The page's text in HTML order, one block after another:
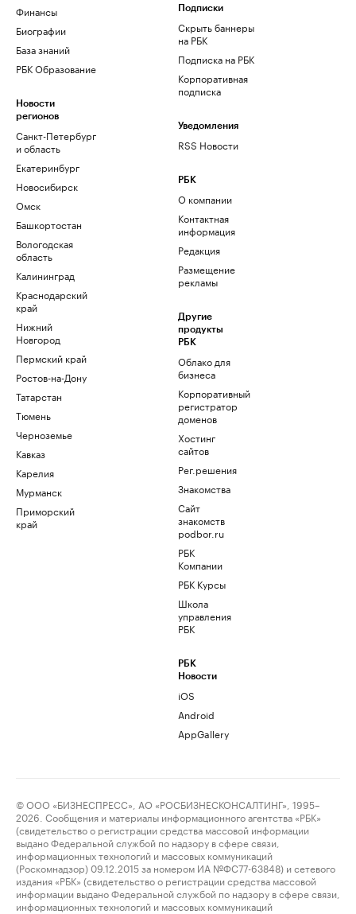
Финансы
Биографии
База знаний
РБК Образование
Новости
регионов
Санкт-Петербург
и область
Екатеринбург
Новосибирск
Омск
Башкортостан
Вологодская
область
Калининград
Краснодарский
край
Нижний
Новгород
Пермский край
Ростов-на-Дону
Татарстан
Тюмень
Черноземье
Кавказ
Карелия
Мурманск
Приморский
край
Подписки
Скрыть баннеры
на РБК
Подписка на РБК
Корпоративная
подписка
Уведомления
RSS Новости
РБК
О компании
Контактная
информация
Редакция
Размещение
рекламы
Другие
продукты
РБК
Облако для
бизнеса
Корпоративный
регистратор
доменов
Хостинг
сайтов
Рег.решения
Знакомства
Сайт
знакомств
podbor.ru
РБК
Компании
РБК Курсы
Школа
управления
РБК
РБК
Новости
iOS
Android
AppGallery
© ООО «БИЗНЕСПРЕСС», АО «РОСБИЗНЕСКОНСАЛТИНГ», 1995–
2026. Сообщения и материалы информационного агентства «РБК»
(свидетельство о регистрации средства массовой информации
выдано Федеральной службой по надзору в сфере связи,
информационных технологий и массовых коммуникаций
(Роскомнадзор) 09.12.2015 за номером ИА №ФС77-63848) и сетевого
издания «РБК» (свидетельство о регистрации средства массовой
информации выдано Федеральной службой по надзору в сфере связи,
информационных технологий и массовых коммуникаций